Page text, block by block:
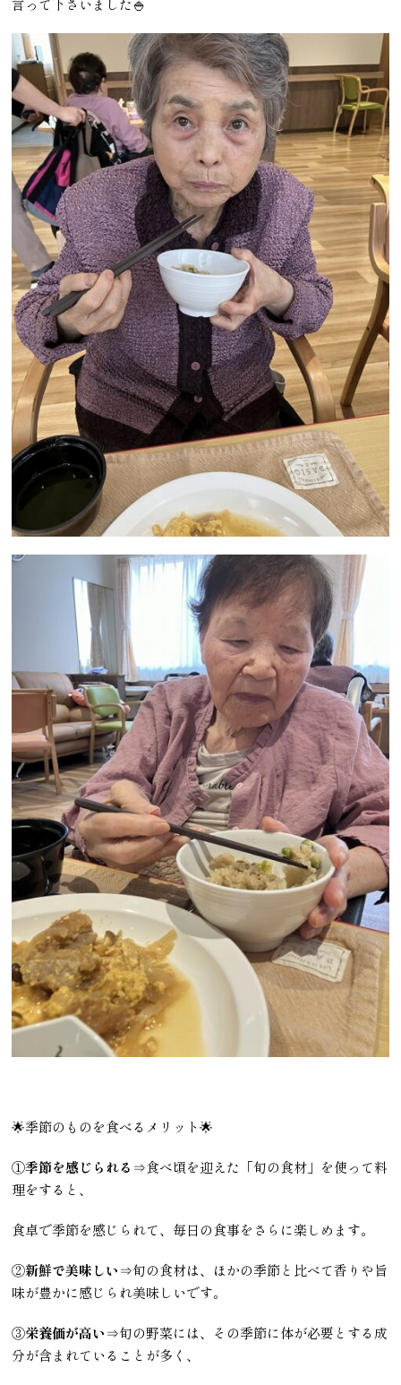
言って下さいました🍚
🌟季節のものを食べるメリット🌟
①季節を感じられる ⇒食べ頃を迎えた「旬の食材」を使って料
理をすると、
食卓で季節を感じられて、毎日の食事をさらに楽しめます。
②新鮮で美味しい⇒旬の食材は、ほかの季節と比べて香りや旨
味が豊かに感じられ美味しいです。
③栄養価が高い⇒旬の野菜には、その季節に体が必要とする成
分が含まれていることが多く、